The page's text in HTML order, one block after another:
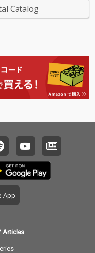
ト、SICK TEAM がつい
に本格再始動！ 11年に
Catalog
App
Articles